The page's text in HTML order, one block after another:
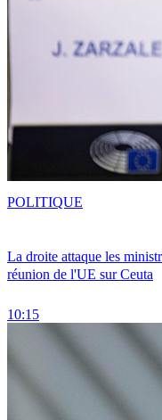
La droite attaque les
réunion de l'UE sur Ceuta
10:15
POLITIQUE